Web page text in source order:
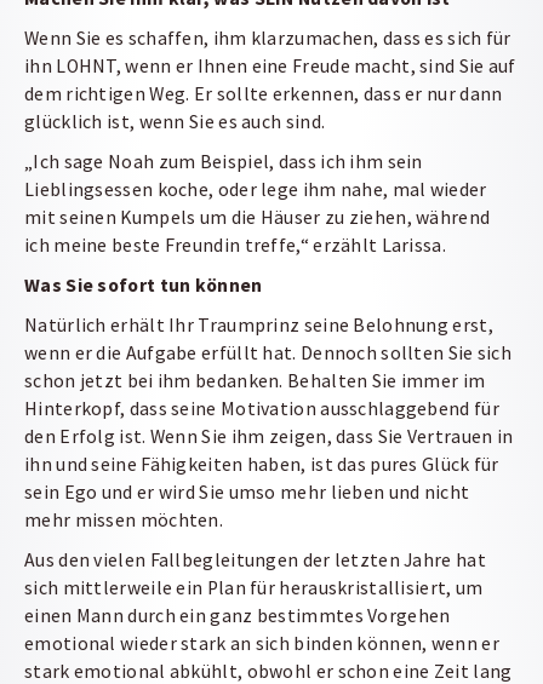
Wenn Sie es schaffen, ihm klarzumachen, dass es sich für
ihn LOHNT, wenn er Ihnen eine Freude macht, sind Sie auf
dem richtigen Weg. Er sollte erkennen, dass er nur dann
glücklich ist, wenn Sie es auch sind.
„Ich sage Noah zum Beispiel, dass ich ihm sein
Lieblingsessen koche, oder lege ihm nahe, mal wieder
mit seinen Kumpels um die Häuser zu ziehen, während
ich meine beste Freundin treffe,“ erzählt Larissa.
Was Sie sofort tun können
Natürlich erhält Ihr Traumprinz seine Belohnung erst,
wenn er die Aufgabe erfüllt hat. Dennoch sollten Sie sich
schon jetzt bei ihm bedanken. Behalten Sie immer im
Hinterkopf, dass seine Motivation ausschlaggebend für
den Erfolg ist. Wenn Sie ihm zeigen, dass Sie Vertrauen in
ihn und seine Fähigkeiten haben, ist das pures Glück für
sein Ego und er wird Sie umso mehr lieben und nicht
mehr missen möchten.
Aus den vielen Fallbegleitungen der letzten Jahre hat
sich mittlerweile ein Plan für herauskristallisiert, um
einen Mann durch ein ganz bestimmtes Vorgehen
emotional wieder stark an sich binden können, wenn er
stark emotional abkühlt, obwohl er schon eine Zeit lang